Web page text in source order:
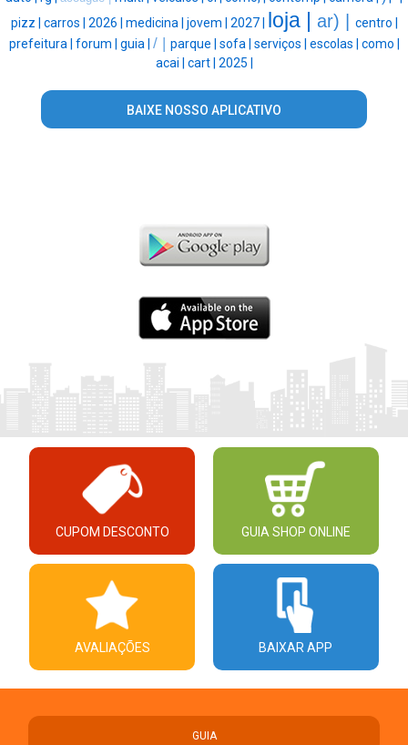
pizz | carros | 2026 | medicina | jovem | 2027 | loja | ar) |
centro |
prefeitura | forum | guia | / | parque | sofa | serviços | escolas | como |
acai | cart | 2025 |
BAIXE NOSSO APLICATIVO
CUPOM DESCONTO GUIA SHOP ONLINE
AVALIAÇÕES BAIXAR APP
GUIA